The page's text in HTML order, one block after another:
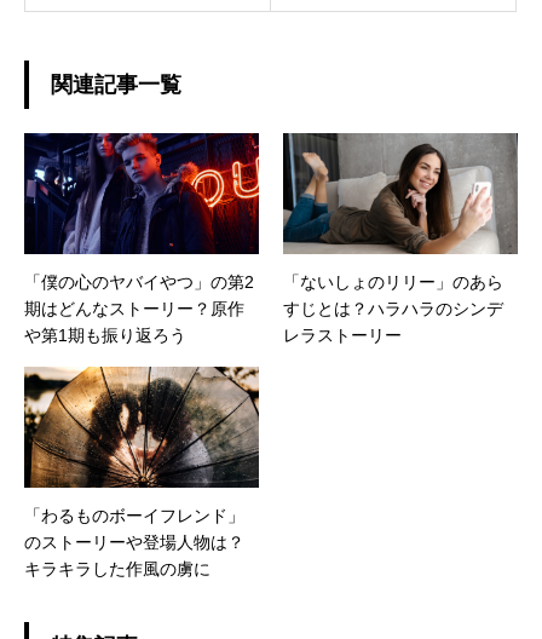
関連記事一覧
「僕の心のヤバイやつ」の第2
期はどんなストーリー？原作
や第1期も振り返ろう
「ないしょのリリー」のあら
すじとは？ハラハラのシンデ
レラストーリー
「わるものボーイフレンド」
のストーリーや登場人物は？
キラキラした作風の虜に